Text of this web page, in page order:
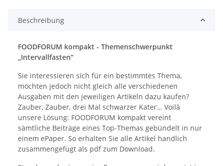
Beschreibung
FOODFORUM kompakt - Themenschwerpunkt
„Intervallfasten“
Sie interessieren sich für ein bestimmtes Thema,
möchten jedoch nicht gleich alle verschiedenen
Ausgaben mit den jeweiligen Artikeln dazu kaufen?
Zauber, Zauber, drei Mal schwarzer Kater… Voilà
unsere Lösung: FOODFORUM kompakt vereint
sämtliche Beiträge eines Top-Themas gebündelt in nur
einem ePaper. So erhalten Sie alle Artikel handlich
zusammengefügt als pdf zum Download.